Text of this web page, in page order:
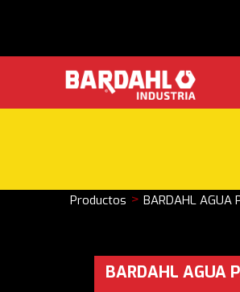
Productos > BARDAHL AGUA
BARDAHL AGUA